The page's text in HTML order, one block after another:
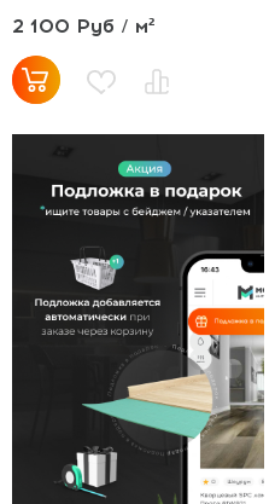
2 100 Руб / м²